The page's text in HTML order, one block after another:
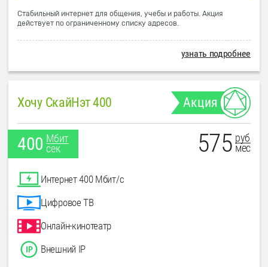
Стабильный интернет для общения, учебы и работы. Акция
действует по ограниченному списку адресов.
узнать подробнее
Хочу СкайНэт 400 Акция
400 Мбит
сек
575 руб
мес
Интернет 400 Мбит/с
Цифровое ТВ
Онлайн-кинотеатр
Внешний IP